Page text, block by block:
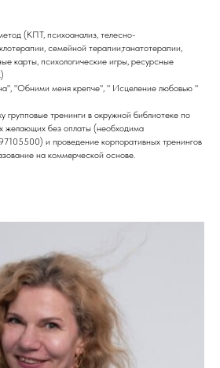
(КПТ, психоанализ, телесно-
семейной терапии,танатотерапии,
карты, психологические игры, ресурсные
"Обними меня крепче", " Исцеление любовью "
групповые тренинги в окружной библиотеке по
желающих без оплаты (необходима
и проведение корпоративных тренингов
на коммерческой основе.